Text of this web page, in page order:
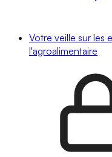
Votre veille sur les
l'agroalimentaire